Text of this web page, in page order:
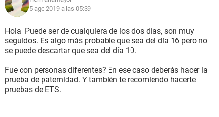
5 ago 2019 a las 05:39
Hola! Puede ser de cualquiera de los dos dias, son muy
seguidos. Es algo más probable que sea del día 16 pero no
se puede descartar que sea del día 10.
Fue con personas diferentes? En ese caso deberás hacer la
prueba de paternidad. Y también te recomiendo hacerte
pruebas de ETS.